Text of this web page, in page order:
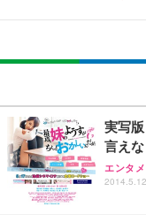
い 跳
キン
ン樹脂
(黒網+
￥5,699
SIHOO
EIZO
￥
EIZO
回使い
￥3,373
実写
言え
エンタメ